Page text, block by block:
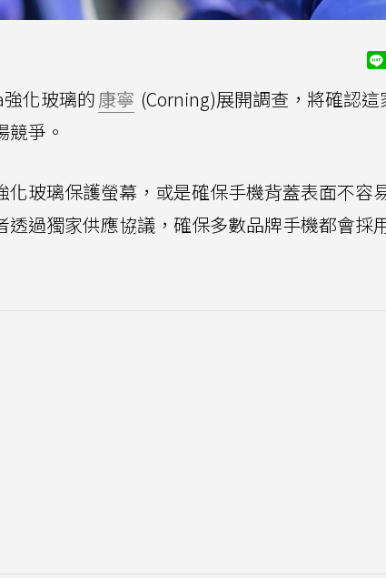
化玻璃的康寧 (Corning)展開調查，將確認這
爭。
玻璃保護螢幕，或是確保手機背蓋表面不容
過獨家供應協議，確保多數品牌手機都會採